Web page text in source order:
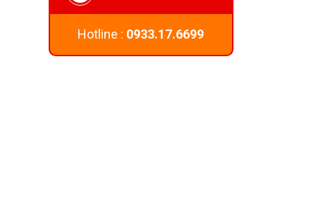
Hotline : 0933.17.6699